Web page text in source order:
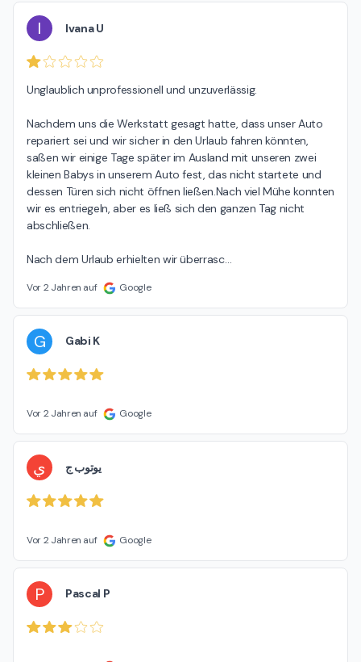
I Ivana U
Unglaublich unprofessionell und unzuverlässig.
Nachdem uns die Werkstatt gesagt hatte, dass unser Auto
repariert sei und wir sicher in den Urlaub fahren könnten,
saßen wir einige Tage später im Ausland mit unseren zwei
kleinen Babys in unserem Auto fest, das nicht startete und
dessen Türen sich nicht öffnen ließen.Nach viel Mühe konnten
wir es entriegeln, aber es ließ sich den ganzen Tag nicht
abschließen.
Nach dem Urlaub erhielten wir überrasc…
Vor 2 Jahren auf Google
G Gabi K
Vor 2 Jahren auf Google
ي يوتوب ج
Vor 2 Jahren auf Google
P Pascal P